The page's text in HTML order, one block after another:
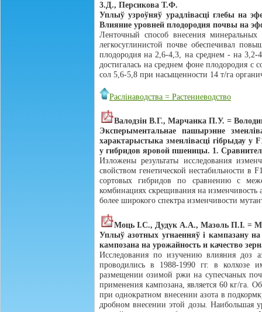
3.Д., Персикова Т.Ф.
Уплыў узроўняў урадлiвасцi глебы на
Влияние уровней плодородия почвы на
Ленточный способ внесения
легкосуглинистой почве обеспечивал
плодородия на 2,6-4,3, на среднем - на 3,2-
достигалась на среднем фоне плодородия
сол 5,6-5,8 при насыщенности 14 т/га
Раслінаводства = Растениеводство
Валодзiн В.Г., Марчанка П.У. =
Эксперыментальнае пашырэнне
характарыстыка зменлiвасцi гiбрыдау у
у гибридов яровой пшеницы. 1.
Изложены результаты исследования
свойством генетической нестабильности
сортовых гибридов по сравнению с
комбинациях скрещивания на изменчивость
более широкого спектра изменчивости
Моць І.С., Дудук А.А., Мазоль П.І. =
Уплыў азотных угнаенняў i кампазану
кампозана на урожайность и качество
Исследования по изучению влияния доз
проводились в 1988-1990 гг. в колхозе
размещении озимой ржи на супесчаных
применения кампозана, является 60 кг/га.
при однократном внесении азота в
дробном внесении этой дозы. Наибольшая